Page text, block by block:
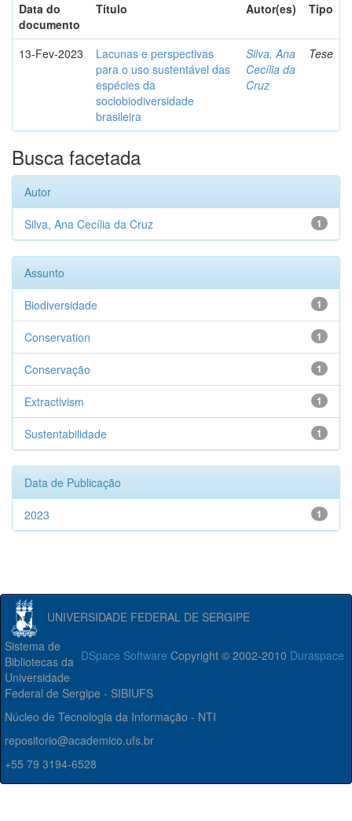
Data do
documento
Título Autor(es) Tipo
13-Fev-2023
Lacunas e perspectivas
para o uso sustentável das
espécies da
sociobiodiversidade
brasileira
Silva, Ana
Cecília da
Cruz
Tese
Busca facetada
Autor
1
Silva, Ana Cecília da Cruz
Assunto
1
Biodiversidade
1
Conservation
1
Conservação
1
Extractivism
1
Sustentabilidade
Data de Publicação
1
2023
UNIVERSIDADE FEDERAL DE SERGIPE
DSpace Software Copyright © 2002-2010 Duraspace
Sistema de
Bibliotecas da
Universidade
Federal de Sergipe - SIBIUFS
Núcleo de Tecnologia da Informação - NTI
repositorio@academico.ufs.br
+55 79 3194-6528